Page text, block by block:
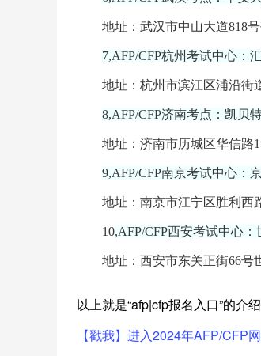
地址：武汉市中山大道818号
7,AFP/CFP杭州考试中心：
地址：杭州市滨江区浦沿街道
8,AFP/CFP济南考点：凯贝
地址：济南市历城区华信路
9,AFP/CFP南京考试中心：
地址：南京市江宁区胜利西
10,AFP/CFP西安考试中心
地址：西安市东关正街66号
以上就是“afp|cfp报名入口”的介
【戳我】进入2024年AFP/CFP